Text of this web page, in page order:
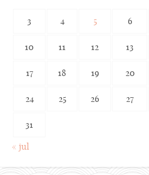
3 4 5 6
10 11 12 13
17 18 19 20
24 25 26 27
31
« jul